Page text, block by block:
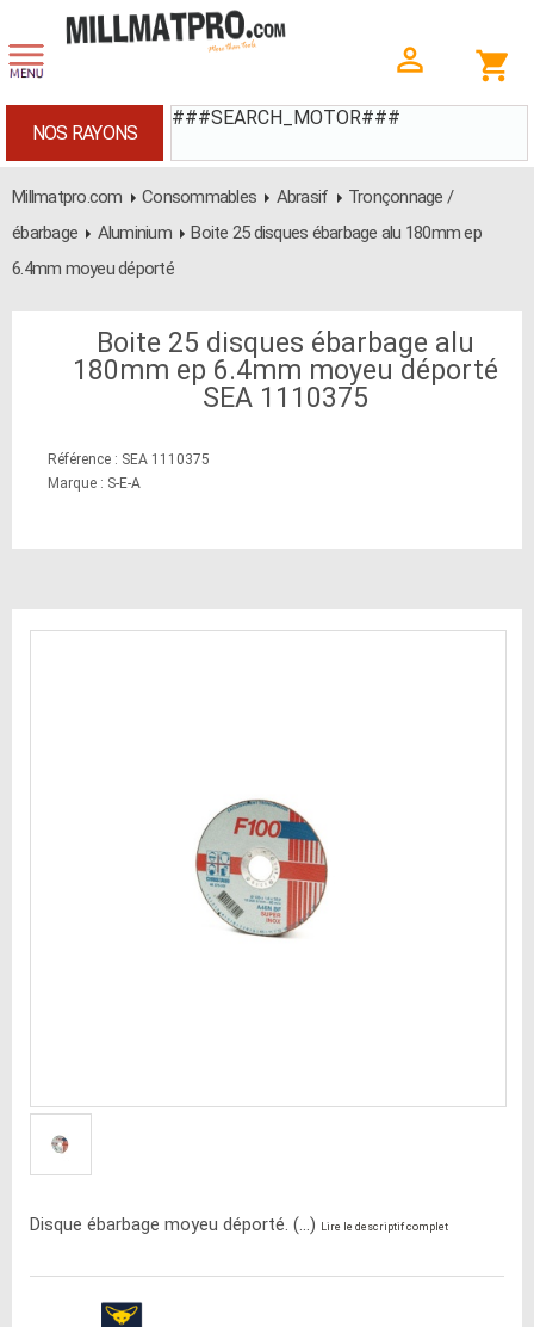
###SEARCH_MOTOR###
NOS RAYONS
Millmatpro.com Consommables Abrasif
Tronçonnage /
ébarbage
Aluminium
Boite 25 disques ébarbage alu 180mm ep
6.4mm moyeu déporté
Boite 25 disques ébarbage alu
180mm ep 6.4mm moyeu déporté
SEA 1110375
Référence : SEA 1110375
Marque : S-E-A
Disque ébarbage moyeu déporté. (...) Lire le descriptif complet